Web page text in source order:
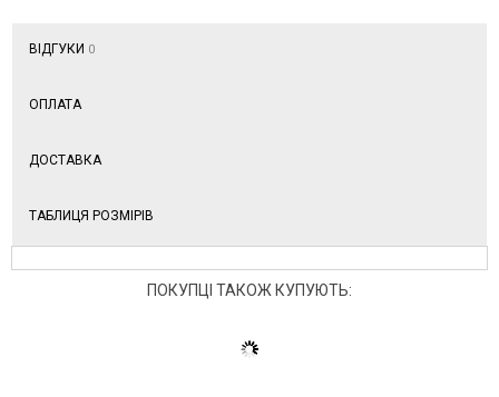
ВІДГУКИ 0
ОПЛАТА
ДОСТАВКА
ТАБЛИЦЯ РОЗМІРІВ
ПОКУПЦІ ТАКОЖ КУПУЮТЬ: